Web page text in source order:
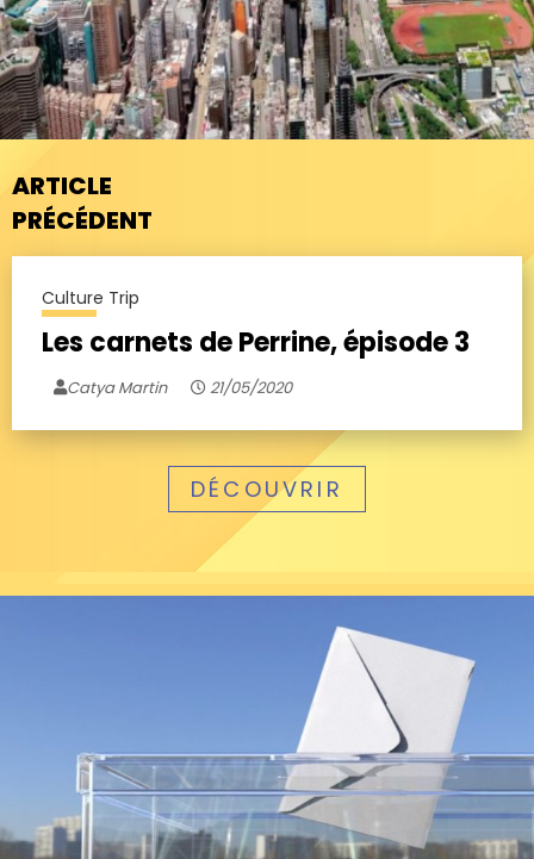
ARTICLE
PRÉCÉDENT
Culture Trip
Les carnets de Perrine, épisode 3
Catya Martin 21/05/2020
DÉCOUVRIR